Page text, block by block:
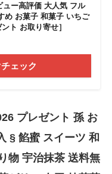
ュー高評価 大人気 フル
め お菓子 和菓子 いちご
ト お取り寄せ］
ェック
プレゼント 孫 お
§ 餡蜜 スイーツ 和
物 宇治抹茶 送料無